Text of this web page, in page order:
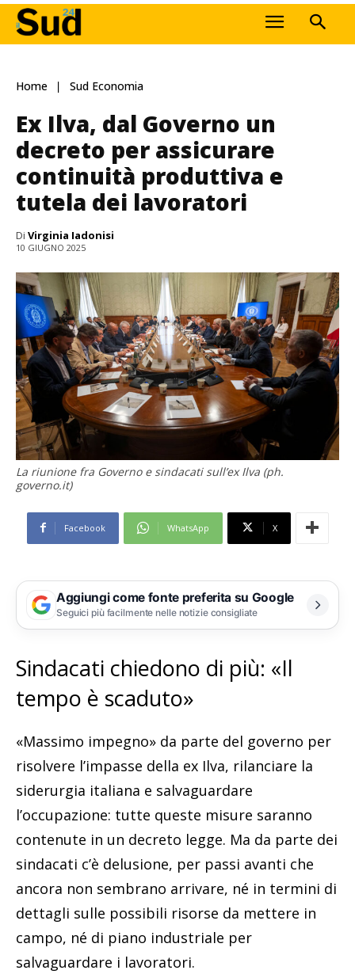
Home Sud Economia
Ex Ilva, dal Governo un
decreto per assicurare
continuità produttiva e
tutela dei lavoratori
Di Virginia Iadonisi
10 GIUGNO 2025
La riunione fra Governo e sindacati sull’ex Ilva (ph.
governo.it)
Facebook WhatsApp X
Aggiungi come fonte preferita su Google
Seguici più facilmente nelle notizie consigliate
Sindacati chiedono di più: «Il
tempo è scaduto»
«Massimo impegno» da parte del governo per
risolvere l’impasse della ex Ilva, rilanciare la
siderurgia italiana e salvaguardare
l’occupazione: tutte queste misure saranno
contenute in un decreto legge. Ma da parte dei
sindacati c’è delusione, per passi avanti che
ancora non sembrano arrivare, né in termini di
dettagli sulle possibili risorse da mettere in
campo, né di piano industriale per
salvaguardare i lavoratori.